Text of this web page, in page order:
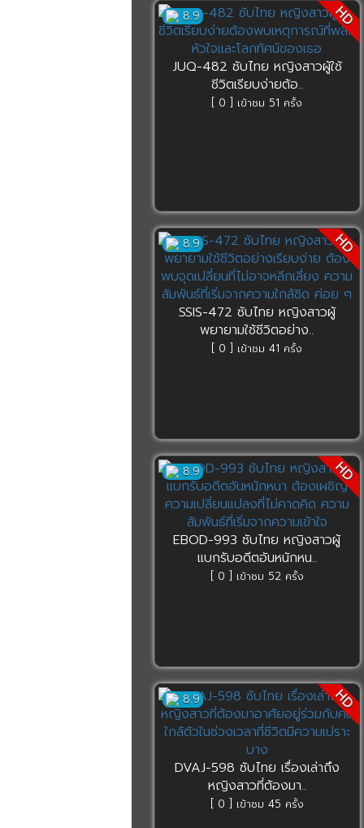
8.9 HD
JUQ-482 ซับไทย หญิงสาวผู้ใช้
ชีวิตเรียบง่ายต้อ..
[ 0 ] เข้าชม 51 ครั้ง
8.9 HD
SSIS-472 ซับไทย หญิงสาวผู้
พยายามใช้ชีวิตอย่าง..
[ 0 ] เข้าชม 41 ครั้ง
8.9 HD
EBOD-993 ซับไทย หญิงสาวผู้
แบกรับอดีตอันหนักหน..
[ 0 ] เข้าชม 52 ครั้ง
8.9 HD
DVAJ-598 ซับไทย เรื่องเล่าถึง
หญิงสาวที่ต้องมา..
[ 0 ] เข้าชม 45 ครั้ง